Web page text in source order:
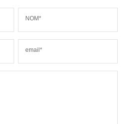
NOM*
email*